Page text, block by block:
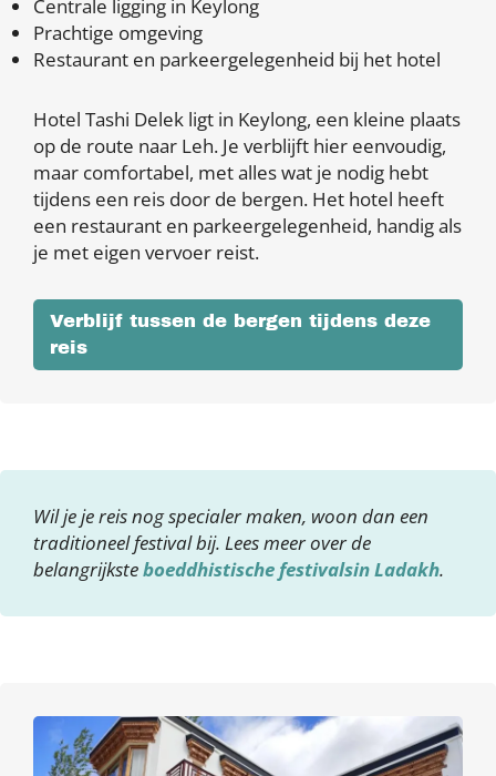
Centrale ligging in Keylong
Prachtige omgeving
Restaurant en parkeergelegenheid bij het hotel
Hotel Tashi Delek ligt in Keylong, een kleine plaats
op de route naar Leh. Je verblijft hier eenvoudig,
maar comfortabel, met alles wat je nodig hebt
tijdens een reis door de bergen. Het hotel heeft
een restaurant en parkeergelegenheid, handig als
je met eigen vervoer reist.
Verblijf tussen de bergen tijdens deze
reis
Wil je je reis nog specialer maken, woon dan een
traditioneel festival bij. Lees meer over de
belangrijksteboeddhistische festivalsin Ladakh.